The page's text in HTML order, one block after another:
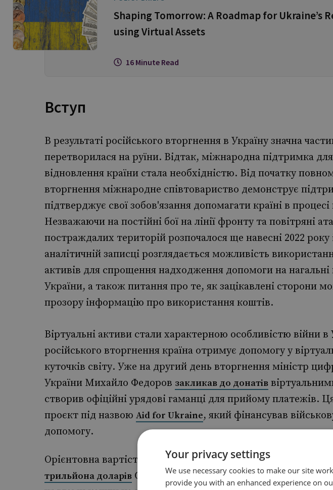
Shaping Tomorrow: A Roadmap for Ukraine’s
using Virtual Assets
16 Minute Read
Вступ
В результаті російського вторгнення в Україну значна
перетворилася на руїни. Відтак, міжнародна підтримка
відновлення країни стала необхідністю. Від початку
вторгнення міжнародне співтовариство демонструє
підтверджує свої зобов'язання допомагати країні в
Незважаючи на постійні бої на лінії фронту та повітряні
постраждалих територій розпочалося ще навесні 2022 року
аналітичній записці розглядається можливість
активів для спрощення надходження допомоги на нагальні
України, а також питання про те, як зацікавлені сторони
прозору інформацію про використання коштів.
Віртуальні активи стали характерною особливістю війни в
російського вторгнення країна отримує допомогу у
куточків світу. Уже на другий день вторгнення міністр
України Михайло Федоров закликав до донатів
створив офіційні урядові гаманці для прийому платежів.
проєкт під назвою Aid for Ukraine, який фінансував
допомогу.
Орієнтовна вартість відновлення України варіюється від
трильйона доларів США. Історично так склалося, що
Your privacy settings
We use necessary cookies to make our site
provide you with an enhanced experience on